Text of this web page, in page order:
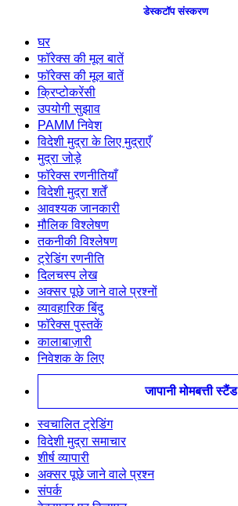
डेस्कटॉप संस्करण
घर
फॉरेक्स की मूल बातें
फॉरेक्स की मूल बातें
क्रिप्टोकरेंसी
उपयोगी सुझाव
PAMM निवेश
विदेशी मुद्रा के लिए मुद्राएँ
मुद्रा जोड़े
फॉरेक्स रणनीतियाँ
विदेशी मुद्रा शर्तें
आवश्यक जानकारी
मौलिक विश्लेषण
तकनीकी विश्लेषण
ट्रेडिंग रणनीति
दिलचस्प लेख
अक्सर पूछे जाने वाले प्रश्नों
व्यावहारिक बिंदु
फॉरेक्स पुस्तकें
कालाबाज़ारी
निवेशक के लिए
जापानी मोमबत्ती स्टैंड
स्वचालित ट्रेडिंग
विदेशी मुद्रा समाचार
शीर्ष व्यापारी
अक्सर पूछे जाने वाले प्रश्न
संपर्क